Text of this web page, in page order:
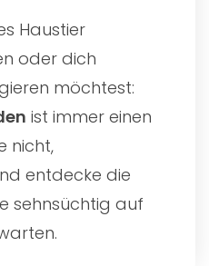
Haustier
oder dich
möchtest:
ist immer einen
nicht,
entdecke die
sehnsüchtig auf